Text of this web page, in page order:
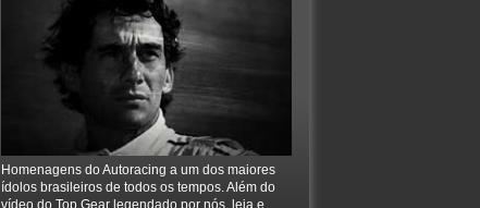
Homenagens do Autoracing a um dos maiores
ídolos brasileiros de todos os tempos. Além do